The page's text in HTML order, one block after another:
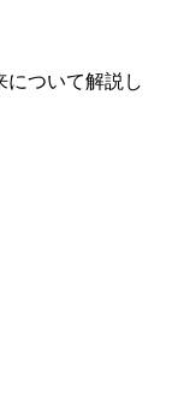
について解説し